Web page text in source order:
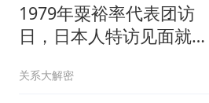
1979年粟裕率代表团访
日，日本人特访见面就喊
关系大解密